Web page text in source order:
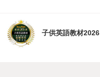
子供英語教材2026